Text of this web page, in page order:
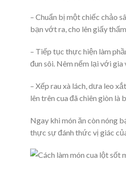
– Chuẩn bị một chiếc chảo
bạn vớt ra, cho lên giấy
– Tiếp tục thực hiện làm
đun sôi. Nêm nếm lại với
– Xếp rau xà lách, dưa leo
lên trên cua đã chiên giòn là
Ngay khi món ăn còn nóng
thực sự đánh thức vị giác